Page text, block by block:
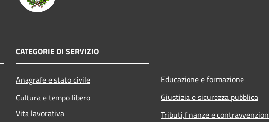
CATEGORIE DI SERVIZIO
Anagrafe e stato civile
Cultura e tempo libero
Vita lavorativa
Educazione e formazione
Giustizia e sicurezza pubblica
Tributi,finanze e